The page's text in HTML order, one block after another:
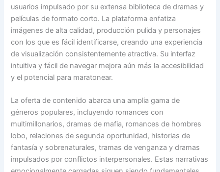
usuarios impulsado por su extensa biblioteca de dramas y
películas de formato corto. La plataforma enfatiza
imágenes de alta calidad, producción pulida y personajes
con los que es fácil identificarse, creando una experiencia
de visualización consistentemente atractiva. Su interfaz
intuitiva y fácil de navegar mejora aún más la accesibilidad
y el potencial para maratonear.
La oferta de contenido abarca una amplia gama de
géneros populares, incluyendo romances con
multimillonarios, dramas de mafia, romances de hombres
lobo, relaciones de segunda oportunidad, historias de
fantasía y sobrenaturales, tramas de venganza y dramas
impulsados por conflictos interpersonales. Estas narrativas